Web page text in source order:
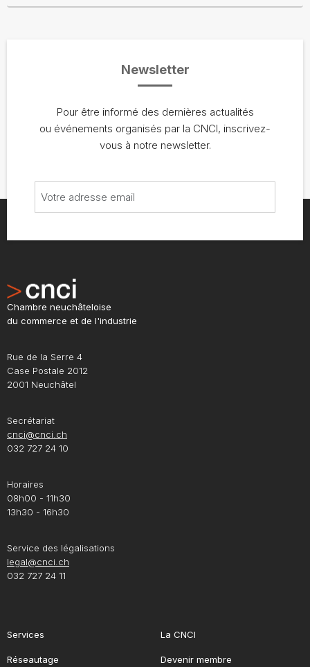
Newsletter
Pour être informé des dernières actualités
ou événements organisés par la CNCI, inscrivez-
vous à notre newsletter.
Chambre neuchâteloise
du commerce et de l'industrie
Rue de la Serre 4
Case Postale 2012
2001 Neuchâtel
Secrétariat
cnci@cnci.ch
032 727 24 10
Horaires
08h00 - 11h30
13h30 - 16h30
Service des légalisations
legal@cnci.ch
032 727 24 11
Services
Réseautage
La CNCI
Devenir membre